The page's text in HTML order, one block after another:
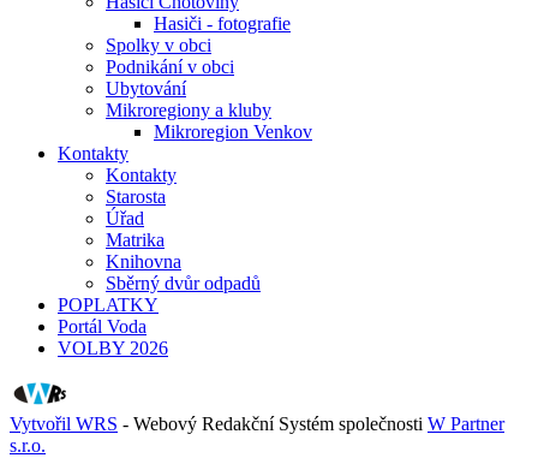
Hasiči - fotografie
Spolky v obci
Podnikání v obci
Ubytování
Mikroregiony a kluby
Mikroregion Venkov
Kontakty
Kontakty
Starosta
Úřad
Matrika
Knihovna
Sběrný dvůr odpadů
POPLATKY
Portál Voda
VOLBY 2026
Vytvořil WRS - Webový Redakční Systém společnosti W Partner
s.r.o.